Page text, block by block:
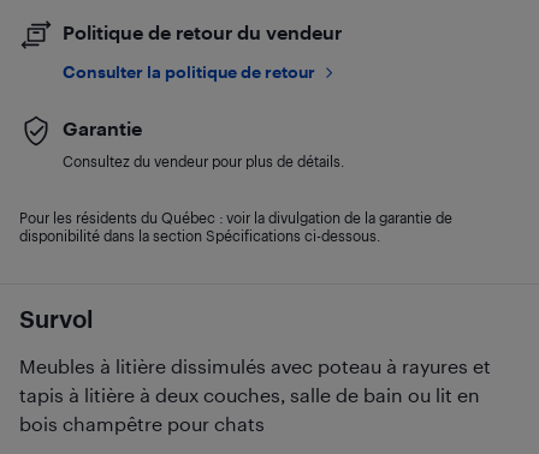
Survol
Meubles à litière dissimulés avec poteau à rayures et
tapis à litière à deux couches, salle de bain ou lit en
bois champêtre pour chats
Politique de retour du vendeur
Consulter la politique de retour
Garantie
Consultez du vendeur pour plus de détails.
Pour les résidents du Québec : voir la divulgation de la garantie de
disponibilité dans la section Spécifications ci-dessous.